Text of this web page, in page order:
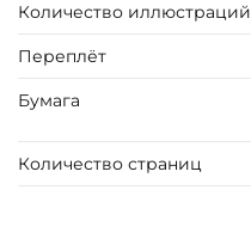
Количество иллюстраций
Переплёт
Бумага
Количество страниц